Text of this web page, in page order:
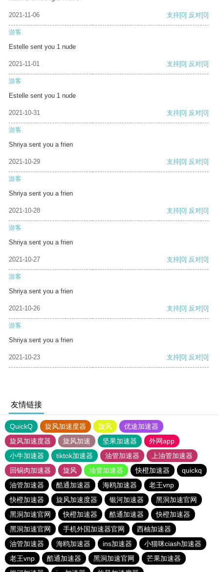
2021-11-06 支持[0] 反对[0]
游客
Estelle sent you 1 nude
2021-11-01 支持[0] 反对[0]
游客
Estelle sent you 1 nude
2021-10-31 支持[0] 反对[0]
游客
Shriya sent you a frien
2021-10-29 支持[0] 反对[0]
游客
Shriya sent you a frien
2021-10-28 支持[0] 反对[0]
游客
Shriya sent you a frien
2021-10-27 支持[0] 反对[0]
游客
Shriya sent you a frien
2021-10-26 支持[0] 反对[0]
游客
Shriya sent you a frien
2021-10-23 支持[0] 反对[0]
友情链接
QuickQ 旋风加速度器 旋风
优途加速器
旋风加速度器
旋风加速 坚果加速器
外网app
小牛加速器
tiktok加速器 油管加速器
上油管加速器
回锅肉加速器
旋风 油管加速器 快橙加速器
quickq
油管加速器
酷通加速器 海鸥加速器
老王vnp
快橙加速器
旋风加速度器 银河加速器
黑洞加速官网
黑洞加速官网
快橙加速器 酷通加速器
快橙加速器
黑洞加速官网
手机外国加速器官网
西柚加速器
油管加速器
海鸥加速器 ins加速器
小猫咪ciash加速器
老王vnp
酷通加速器 黑洞加速官网
芒果加速器